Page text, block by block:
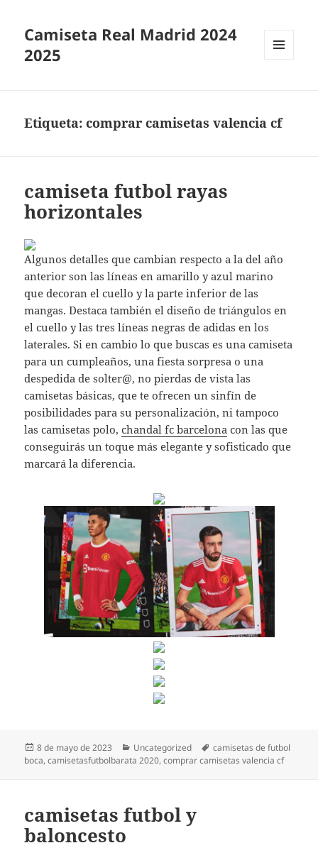
Camiseta Real Madrid 2024
2025
Etiqueta:comprar camisetas valencia cf
camiseta futbol rayas
horizontales
Algunos detalles que cambian respecto a la del año
anterior son las líneas en amarillo y azul marino
que decoran el cuello y la parte inferior de las
mangas. Destaca también el diseño de triángulos en
el cuello y las tres líneas negras de adidas en los
laterales. Si en cambio lo que buscas es una camiseta
para un cumpleaños, una fiesta sorpresa o una
despedida de solter@, no pierdas de vista las
camisetas básicas, que te ofrecen un sinfín de
posibilidades para su personalización, ni tampoco
las camisetas polo,chandal fc barcelona con las que
conseguirás un toque más elegante y sofisticado que
marcará la diferencia.
Publicado
el
8 de mayo de 2023 Categorías
Uncategorized Etiquetas
camisetas de futbol
boca,camisetasfutbolbarata 2020,comprar camisetas valencia cf
camisetas futbol y
baloncesto